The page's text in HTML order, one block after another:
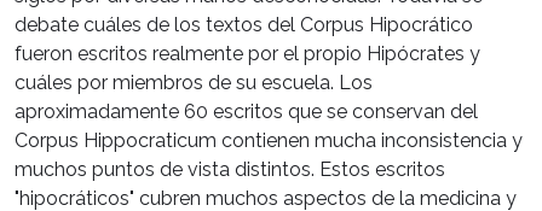
debate cuáles de los textos del Corpus Hipocrático
fueron escritos realmente por el propio Hipócrates y
cuáles por miembros de su escuela. Los
aproximadamente 60 escritos que se conservan del
Corpus Hippocraticum contienen mucha inconsistencia y
muchos puntos de vista distintos. Estos escritos
"hipocráticos" cubren muchos aspectos de la medicina y